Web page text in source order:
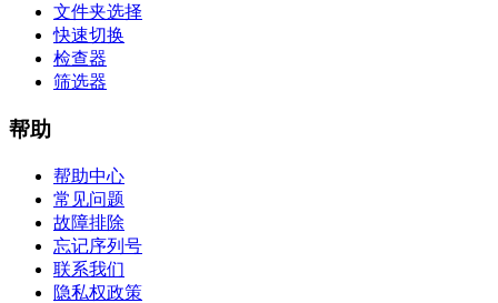
文件夹选择
快速切换
检查器
筛选器
帮助
帮助中心
常见问题
故障排除
忘记序列号
联系我们
隐私权政策